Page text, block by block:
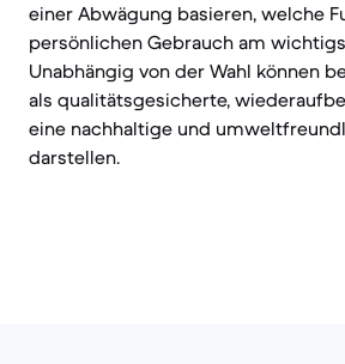
einer Abwägung basieren, welche
persönlichen Gebrauch am
Unabhängig von der Wahl können
als qualitätsgesicherte,
eine nachhaltige und
darstellen.